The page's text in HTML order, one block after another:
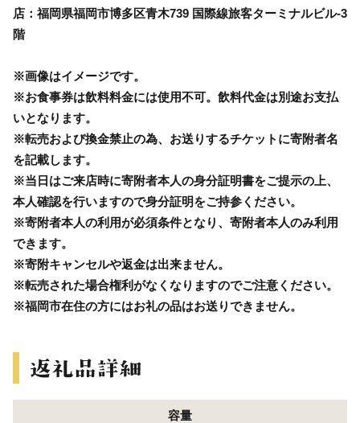
店：福岡県福岡市博多区青木739 国際線旅客ターミナルビル-3
階
※画像はイメージです。
※お食事券は飲料料金には使用不可。飲料代金は別途お支払
いとなります。
※転売および換金禁止の為、お送りするチケットに寄附者名
を記載します。
※当日はご来店時に寄附者本人の身分証明書をご提示の上、
本人確認を行いますので身分証明をご持参ください。
※寄附者本人の利用が必須条件となり、寄附者本人のみ利用
できます。
※寄附キャンセルや返金は出来ません。
※転売された場合権利がなくなりますのでご注意ください。
※福岡市在住の方にはお礼の品はお送りできません。
容量